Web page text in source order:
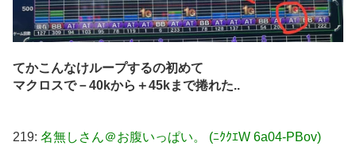
てかこんなけループするの初めて
マクロスで－40kから＋45kまで捲れた..
219: 名無しさん＠お腹いっぱい。 (ﾆｸｸｴW 6a04-PBov)